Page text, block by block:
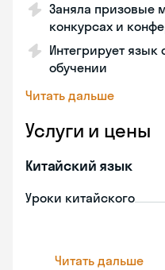
Заняла призовые
конкурсах и
Интегрирует язык
обучении
Читать дальше
Услуги и цены
Китайский язык
Уроки китайского
Читать дальше